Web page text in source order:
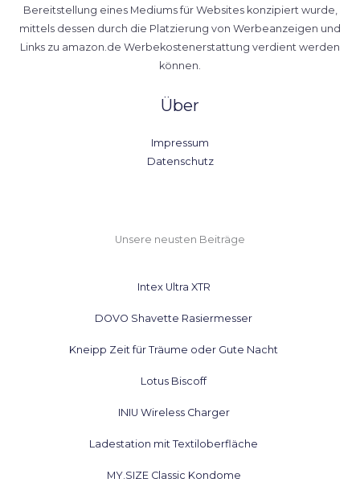
Bereitstellung eines Mediums für Websites konzipiert wurde,
mittels dessen durch die Platzierung von Werbeanzeigen und
Links zu amazon.de Werbekostenerstattung verdient werden
können.
Über
Impressum
Datenschutz
Unsere neusten Beiträge
Intex Ultra XTR
DOVO Shavette Rasiermesser
Kneipp Zeit für Träume oder Gute Nacht
Lotus Biscoff
INIU Wireless Charger
Ladestation mit Textiloberfläche
MY.SIZE Classic Kondome